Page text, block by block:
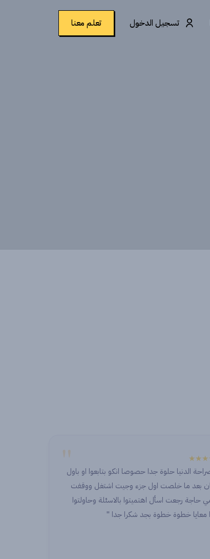
تسجيل الدخول تعلم معنا
★★★★★
" ما في زيكم ابدا احسن وافضل شركة وفريق والله
دايما بحكي عنكم لكل حدا وبتعاملكم الراقي شكرا ليكي
ولكل الفريق "